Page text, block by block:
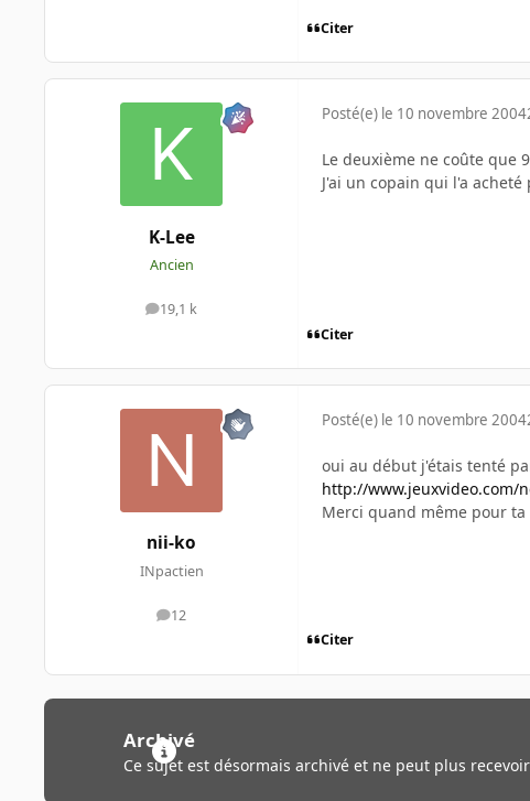
Citer
K-Lee
Ancien
19,1 k
messages
Posté(e) le 10 novembre 2004
Le deuxième ne coûte que
J'ai un copain qui l'a
Citer
nii-ko
INpactien
12
messages
Posté(e) le 10 novembre 2004
oui au début j'étais tenté
http://www.jeuxvideo.com/
Merci quand même pour
Citer
Archivé
Ce sujet est désormais archivé et ne peut plus